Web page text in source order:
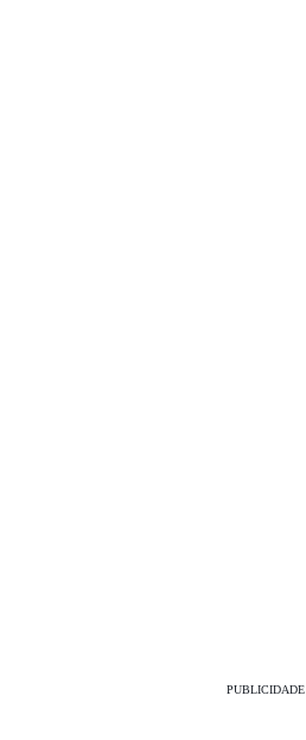
PUBLICIDADE